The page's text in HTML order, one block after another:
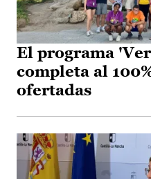
El programa
completa al
ofertadas